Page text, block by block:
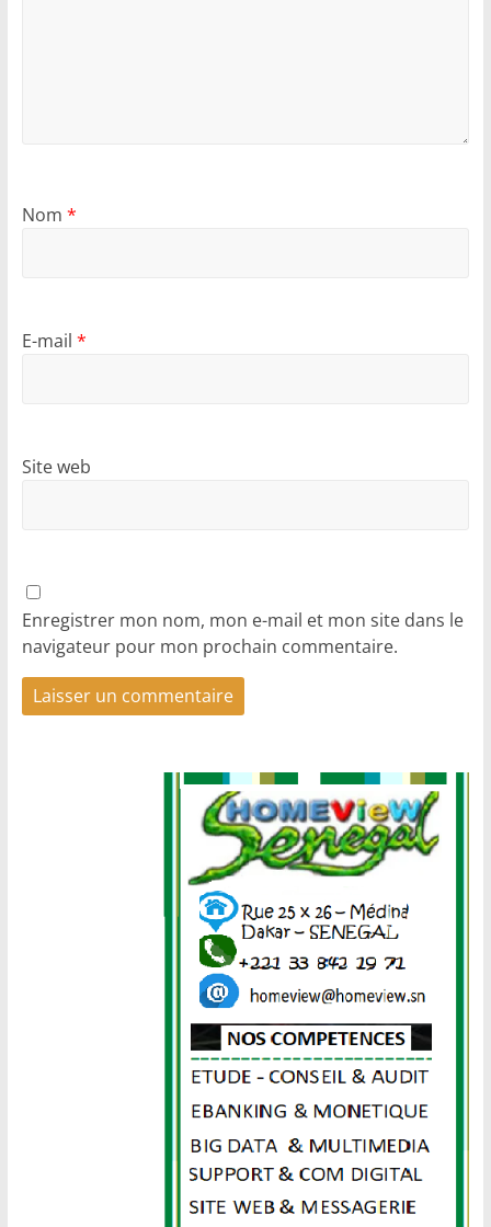
Nom *
E-mail *
Site web
Enregistrer mon nom, mon e-mail et mon site dans le
navigateur pour mon prochain commentaire.